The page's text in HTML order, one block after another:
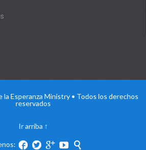
la Esperanza Ministry • Todos los derechos
reservados
Ir arriba ↑
    